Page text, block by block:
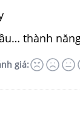
thành
giá: